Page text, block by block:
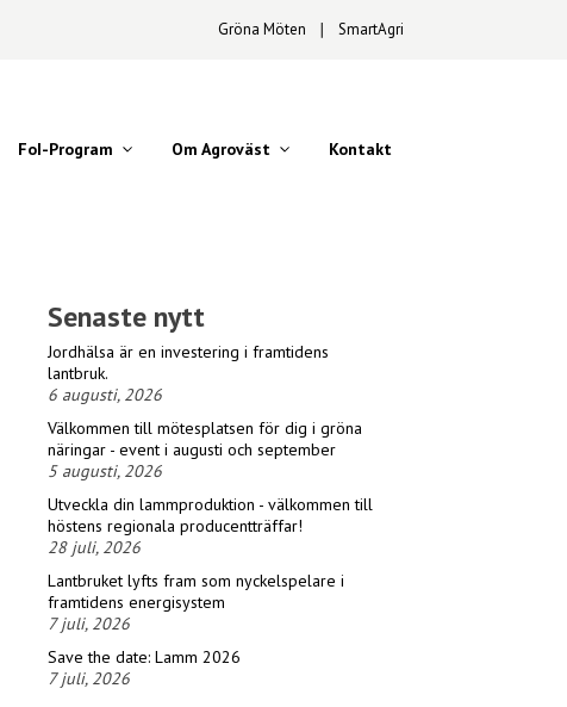
Gröna Möten ∣ SmartAgri
FoI-Program Om Agroväst Kontakt
Senaste nytt
Jordhälsa är en investering i framtidens
lantbruk.
6 augusti, 2026
Välkommen till mötesplatsen för dig i gröna
näringar - event i augusti och september
5 augusti, 2026
Utveckla din lammproduktion - välkommen till
höstens regionala producentträffar!
28 juli, 2026
Lantbruket lyfts fram som nyckelspelare i
framtidens energisystem
7 juli, 2026
Save the date: Lamm 2026
7 juli, 2026